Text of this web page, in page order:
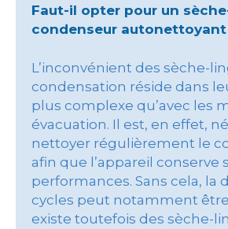
Faut-il opter pour un
condenseur autonettoyant
L’inconvénient des sèche-
condensation réside dans
plus complexe qu’avec les
évacuation. Il est, en effet,
nettoyer régulièrement le
afin que l’appareil conserve
performances. Sans cela, la
cycles peut notamment être
existe toutefois des sèche-